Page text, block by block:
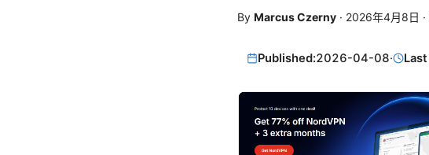
By Marcus Czerny · 2026年4月8日 ·
Published:2026-04-08·